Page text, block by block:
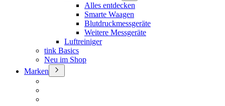
Alles entdecken
Smarte Waagen
Blutdruckmessgeräte
Weitere Messgeräte
Luftreiniger
tink Basics
Neu im Shop
Marken